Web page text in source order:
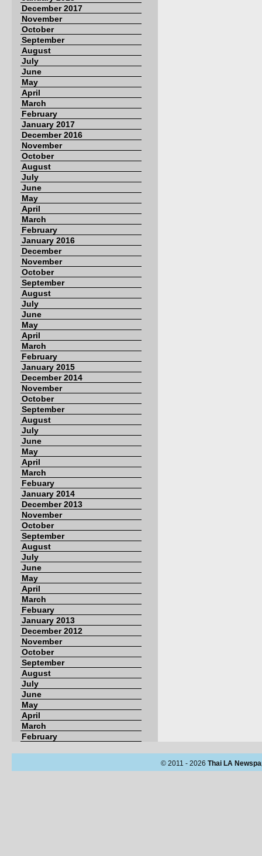
December 2017
November
October
September
August
July
June
May
April
March
February
January 2017
December 2016
November
October
August
July
June
May
April
March
February
January 2016
December
November
October
September
August
July
June
May
April
March
February
January 2015
December 2014
November
October
September
August
July
June
May
April
March
Febuary
January 2014
December 2013
November
October
September
August
July
June
May
April
March
Febuary
January 2013
December 2012
November
October
September
August
July
June
May
April
March
February
© 2011 - 2026 Thai LA